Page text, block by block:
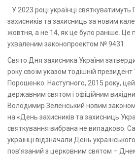
У 2023 році українці святкуватимуть
захисників та захисниць за новим
жовтня, а не 14, як це було раніше. Це
ухваленим законопроектом № 9431.
Свято Дня захисника України
року своїм указом тодішній президент
Порошенко. Наступного, 2015 року,
державним святом і офіційним
Володимир Зеленський новим
на «День захисників та захисниць
святкування вибрана не випадково.
українці відзначали День
пов’язаний з церковним святом –